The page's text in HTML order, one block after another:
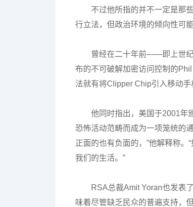
不过他所指的并不一定是那
行立法，但政治环境的倾向性可
曾经在二十年前——即上世
布的不可破解加密访问控制的
法就有将Clipper Chip引入移动手
他同时指出，美国于2001年
恐怖活动范畴而成为一项笼统的
正面的也有负面的，”他解释称
我们的生活。”
RSA总裁Amit Yoran也发表
味着尽管缺乏民众的普遍支持，